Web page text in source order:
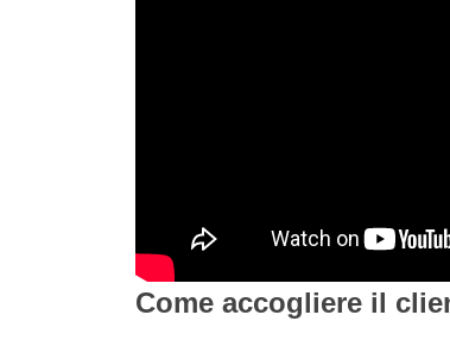
Come accogliere il